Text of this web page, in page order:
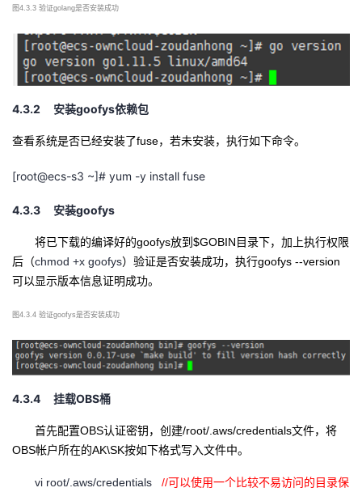
图 4.3.3 验证golang是否安装成功
4.3.2 安装goofys依赖包
查看系统是否已经安装了fuse，若未安装，执行如下命令。
[root@ecs-s3 ~]# yum -y install fuse
4.3.3 安装goofys
将已下载的编译好的goofys放到$GOBIN目录下，加上执行权限
后（chmod +x goofys）验证是否安装成功，执行goofys --version
可以显示版本信息证明成功。
图 4.3.4 验证goofys是否安装成功
4.3.4 挂载OBS桶
首先配置OBS认证密钥，创建/root/.aws/credentials文件，将
OBS帐户所在的AK\SK按如下格式写入文件中。
vi root/.aws/credentials //可以使用一个比较不易访问的目录保